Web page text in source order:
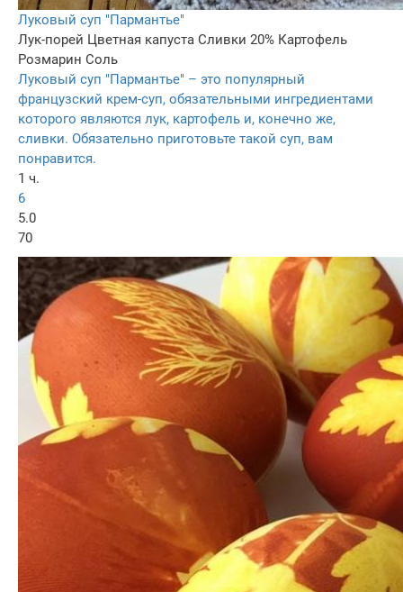
Луковый суп "Пармантье"
Лук-порей Цветная капуста Сливки 20% Картофель
Розмарин Соль
Луковый суп "Пармантье" – это популярный
французский крем-суп, обязательными ингредиентами
которого являются лук, картофель и, конечно же,
сливки. Обязательно приготовьте такой суп, вам
понравится.
1 ч.
6
5.0
70